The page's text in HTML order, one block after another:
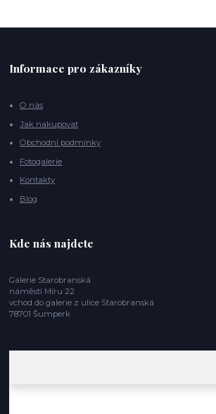
Informace pro zákazníky
O nás
Jak nakupovat
Obchodní podmínky
Fotogalerie
Kontakty
Blog
Kde nás najdete
Galerie Starobranská
náměstí Míru 22
vchod do galerie z ulice Starobranská
78701 Šumperk